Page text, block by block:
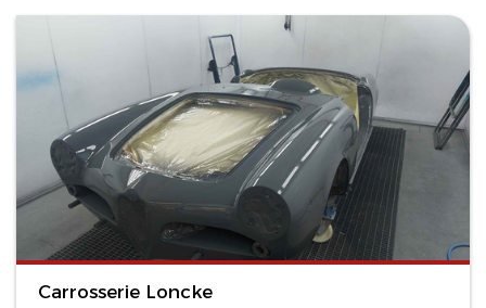
Carrosserie Loncke